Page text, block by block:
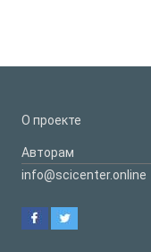
О проекте
Авторам
info@scicenter.online